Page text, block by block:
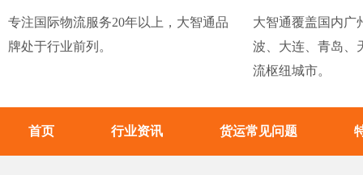
专注国际物流服务20年以上，大智通品
牌处于行业前列。
大智通覆盖国内广
波、大连、青岛、
流枢纽城市。
首页 行业资讯 货运常见问题